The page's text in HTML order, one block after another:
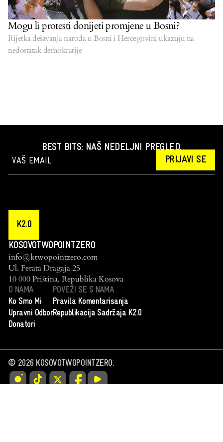
Mogu li protesti donijeti promjene u Bosni?
Rijetka dešavanja naroda u Bosni i Hercegovini ukazuju na
nedostatak demokratije
BEST BITS: NAŠ NEDELJNI PREGLED.
PRIJAVI SE
K2.0
KOSOVOTWOPOINTZERO
info@ktwopointzero.com
Ul. Ferata Dragaja 25
10 000 Priština, Republika Kosova
O NAMA
Ko Smo Mi
Upravni Odbor
Donatori
POVEŽI SE S NAMA
Pravila Komentarisanja
Republikacija Sadržaja K2.0
© 2026KOSOVOTWOPOINTZERO.